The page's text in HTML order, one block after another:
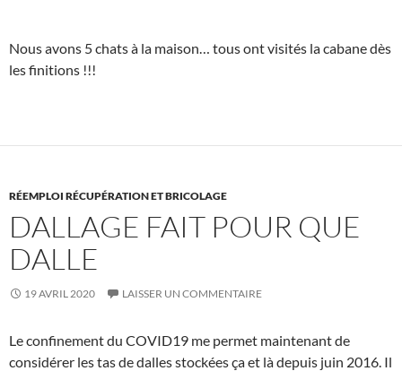
Nous avons 5 chats à la maison… tous ont visités la cabane dès
les finitions !!!
RÉEMPLOI RÉCUPÉRATION ET BRICOLAGE
DALLAGE FAIT POUR QUE
DALLE
19 AVRIL 2020 LAISSER UN COMMENTAIRE
Le confinement du COVID19 me permet maintenant de
considérer les tas de dalles stockées ça et là depuis juin 2016. Il